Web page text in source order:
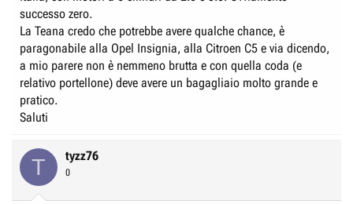
successo zero.
La Teana credo che potrebbe avere qualche chance, è
paragonabile alla Opel Insignia, alla Citroen C5 e via dicendo,
a mio parere non è nemmeno brutta e con quella coda (e
relativo portellone) deve avere un bagagliaio molto grande e
pratico.
Saluti
T tyzz76
0